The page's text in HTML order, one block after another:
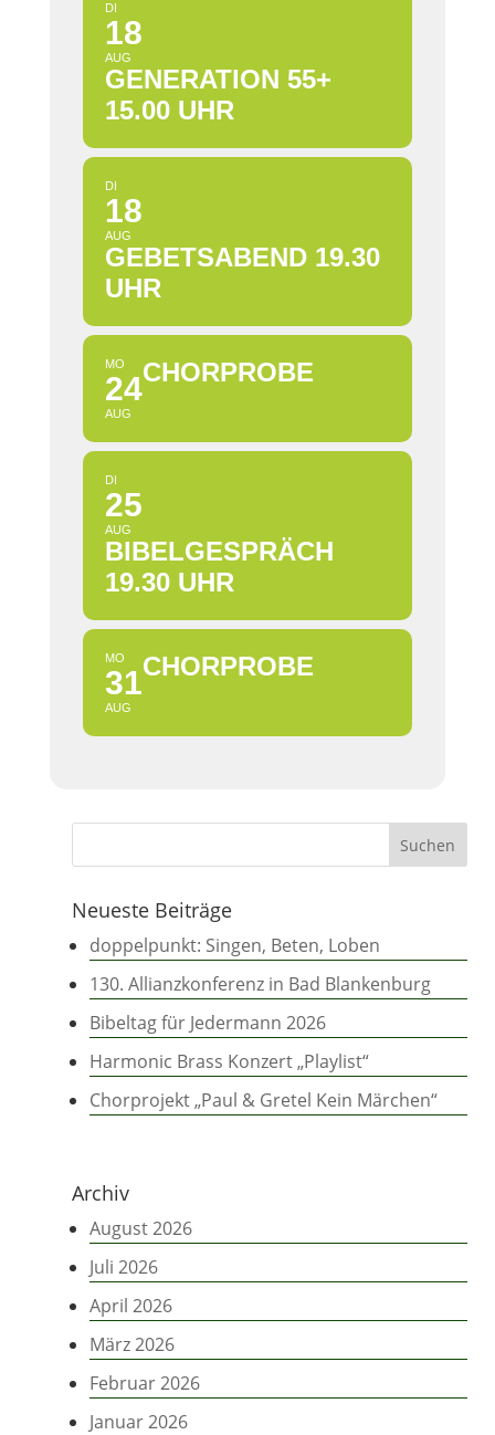
DI
18
AUG
GENERATION 55+
15.00 UHR
DI
18
AUG
GEBETSABEND 19.30
UHR
MO
24
AUG
CHORPROBE
DI
25
AUG
BIBELGESPRÄCH
19.30 UHR
MO
31
AUG
CHORPROBE
Neueste Beiträge
doppelpunkt: Singen, Beten, Loben
130. Allianzkonferenz in Bad Blankenburg
Bibeltag für Jedermann 2026
Harmonic Brass Konzert „Playlist“
Chorprojekt „Paul & Gretel Kein Märchen“
Archiv
August 2026
Juli 2026
April 2026
März 2026
Februar 2026
Januar 2026